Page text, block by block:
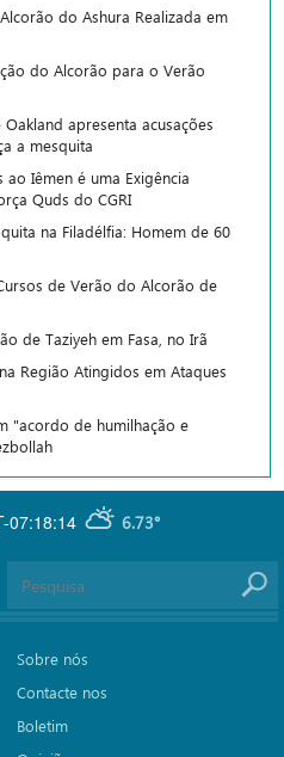
do Ashura Realizada em
do Alcorão para o Verão
apresenta acusações
a mesquita
Iêmen é uma Exigência
Quds do CGRI
na Filadélfia: Homem de 60
de Verão do Alcorão de
de Taziyeh em Fasa, no Irã
Região Atingidos em Ataques
"acordo de humilhação e
07:18:14 6.73°
Sobre nós
Contacte nos
Boletim